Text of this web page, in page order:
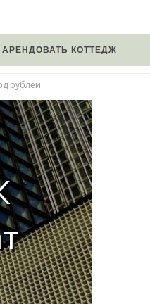
АРЕНДОВАТЬ КОТТЕДЖ
рублей